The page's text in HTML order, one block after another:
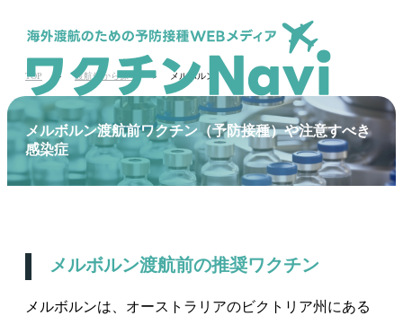
TOP 渡航先から探す メルボルン
メルボルン渡航前ワクチン（予防接種）や注意すべき
感染症
メルボルン渡航前の推奨ワクチン
メルボルンは、オーストラリアのビクトリア州にある